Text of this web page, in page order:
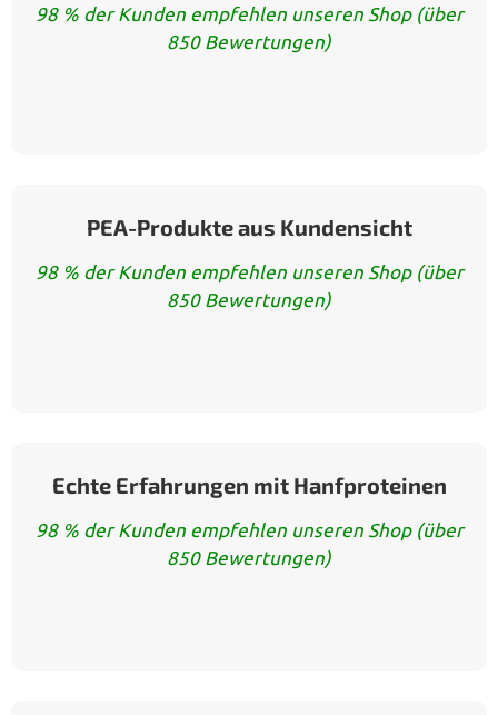
98 % der Kunden empfehlen unseren Shop (über
850 Bewertungen)
PEA-Produkte aus Kundensicht
98 % der Kunden empfehlen unseren Shop (über
850 Bewertungen)
Echte Erfahrungen mit Hanfproteinen
98 % der Kunden empfehlen unseren Shop (über
850 Bewertungen)